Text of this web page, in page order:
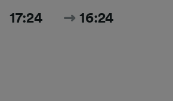
17:24 16:24